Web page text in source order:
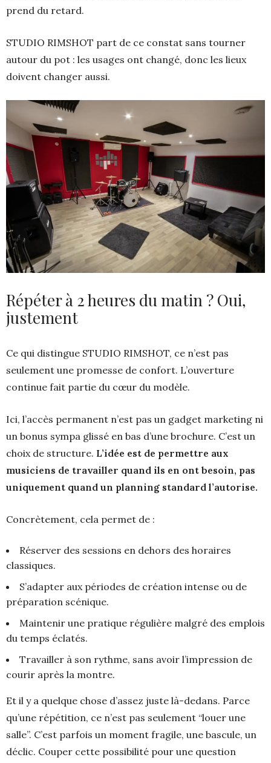
prend du retard.
STUDIO RIMSHOT part de ce constat sans tourner
autour du pot : les usages ont changé, donc les lieux
doivent changer aussi.
Répéter à 2 heures du matin ? Oui,
justement
Ce qui distingue STUDIO RIMSHOT, ce n’est pas
seulement une promesse de confort. L’ouverture
continue fait partie du cœur du modèle.
Ici, l’accès permanent n’est pas un gadget marketing ni
un bonus sympa glissé en bas d’une brochure. C’est un
choix de structure. L’idée est de permettre aux
musiciens de travailler quand ils en ont besoin, pas
uniquement quand un planning standard l’autorise.
Concrètement, cela permet de :
Réserver des sessions en dehors des horaires
classiques.
S’adapter aux périodes de création intense ou de
préparation scénique.
Maintenir une pratique régulière malgré des emplois
du temps éclatés.
Travailler à son rythme, sans avoir l’impression de
courir après la montre.
Et il y a quelque chose d’assez juste là-dedans. Parce
qu’une répétition, ce n’est pas seulement “louer une
salle”. C’est parfois un moment fragile, une bascule, un
déclic. Couper cette possibilité pour une question